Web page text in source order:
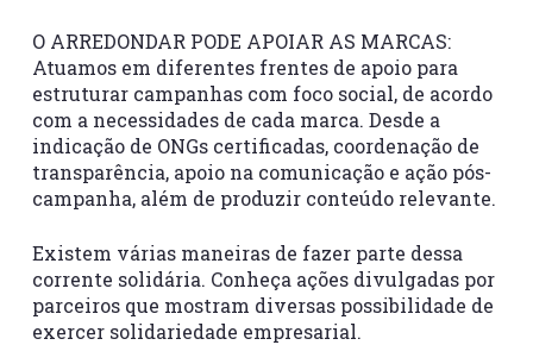
O ARREDONDAR PODE APOIAR AS MARCAS:
Atuamos em diferentes frentes de apoio para
estruturar campanhas com foco social, de acordo
com a necessidades de cada marca. Desde a
indicação de ONGs certificadas, coordenação de
transparência, apoio na comunicação e ação pós-
campanha, além de produzir conteúdo relevante.
Existem várias maneiras de fazer parte dessa
corrente solidária. Conheça ações divulgadas por
parceiros que mostram diversas possibilidade de
exercer solidariedade empresarial.